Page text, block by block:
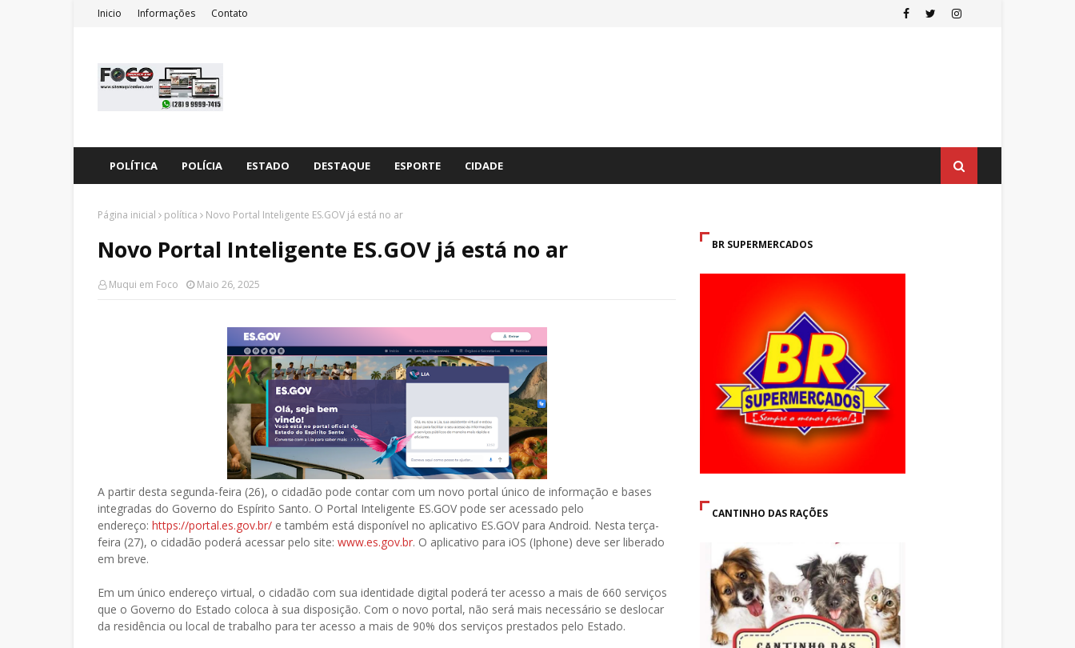
Inicio Informações Contato
POLÍTICA POLÍCIA ESTADO DESTAQUE ESPORTE CIDADE
Página inicial política Novo Portal Inteligente ES.GOV já está no ar
Novo Portal Inteligente ES.GOV já está no ar
Muqui em Foco Maio 26, 2025
A partir desta segunda-feira (26), o cidadão pode contar com um novo portal único de informação e bases
integradas do Governo do Espírito Santo. O Portal Inteligente ES.GOV pode ser acessado pelo
endereço: https://portal.es.gov.br/ e também está disponível no aplicativo ES.GOV para Android. Nesta terça-
feira (27), o cidadão poderá acessar pelo site: www.es.gov.br. O aplicativo para iOS (Iphone) deve ser liberado
em breve.
Em um único endereço virtual, o cidadão com sua identidade digital poderá ter acesso a mais de 660 serviços
que o Governo do Estado coloca à sua disposição. Com o novo portal, não será mais necessário se deslocar
da residência ou local de trabalho para ter acesso a mais de 90% dos serviços prestados pelo Estado.
BR SUPERMERCADOS
CANTINHO DAS RAÇÕES